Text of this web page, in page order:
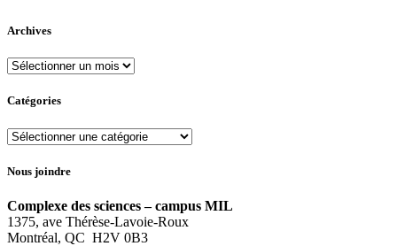
Archives
Archives
Catégories
Catégories
Nous joindre
Complexe des sciences – campus MIL
1375, ave Thérèse-Lavoie-Roux
Montréal, QC H2V 0B3